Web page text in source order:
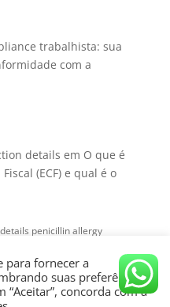
trabalhista: sua
com a
details em O que é
(ECF) e qual é o
penicillin allergy
para fornecer a
suas preferências
“Aceitar”, concorda com a